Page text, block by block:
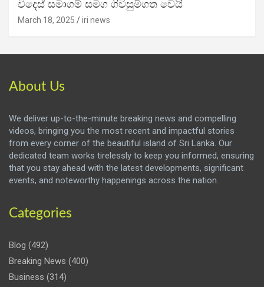
විදෙස් සමාගම් සමග ගිවිසුම්ගත වෙයි
March 18, 2025 iri news
About Us
We deliver up-to-the-minute breaking news and compelling
videos, bringing you the most recent and impactful stories
from every corner of the beautiful island of Sri Lanka. Our
dedicated team works tirelessly to keep you informed, ensuring
that you stay ahead with the latest developments, significant
events, and noteworthy happenings across the nation.
Categories
Blog (492)
Breaking News (400)
Business (314)